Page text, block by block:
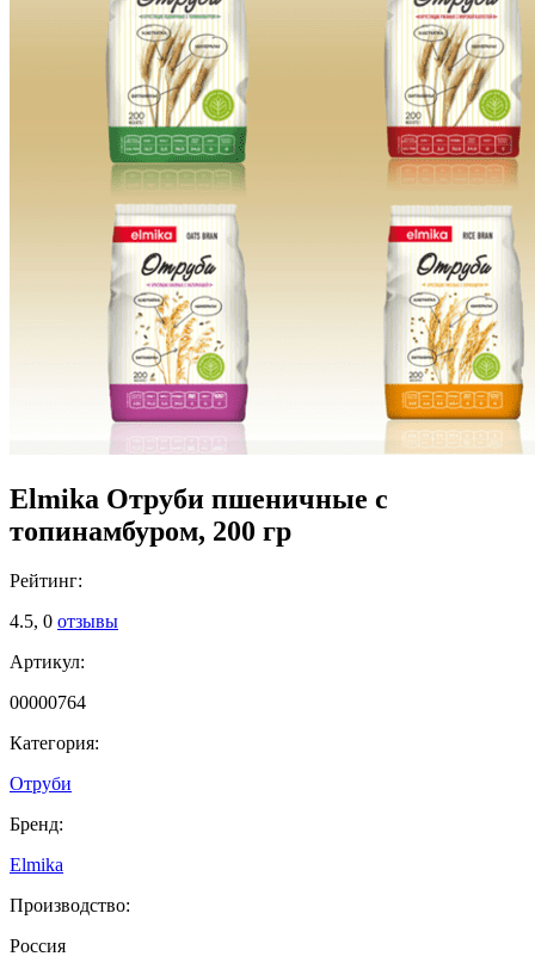
Elmika Отруби пшеничные с
топинамбуром, 200 гр
Рейтинг:
4.5, 0 отзывы
Артикул:
00000764
Категория:
Отруби
Бренд:
Elmika
Производство:
Россия